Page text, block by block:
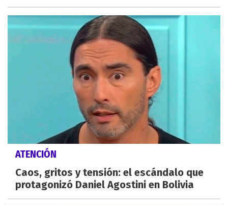
ATENCIÓN
Caos, gritos y tensión: el escándalo que
protagonizó Daniel Agostini en Bolivia